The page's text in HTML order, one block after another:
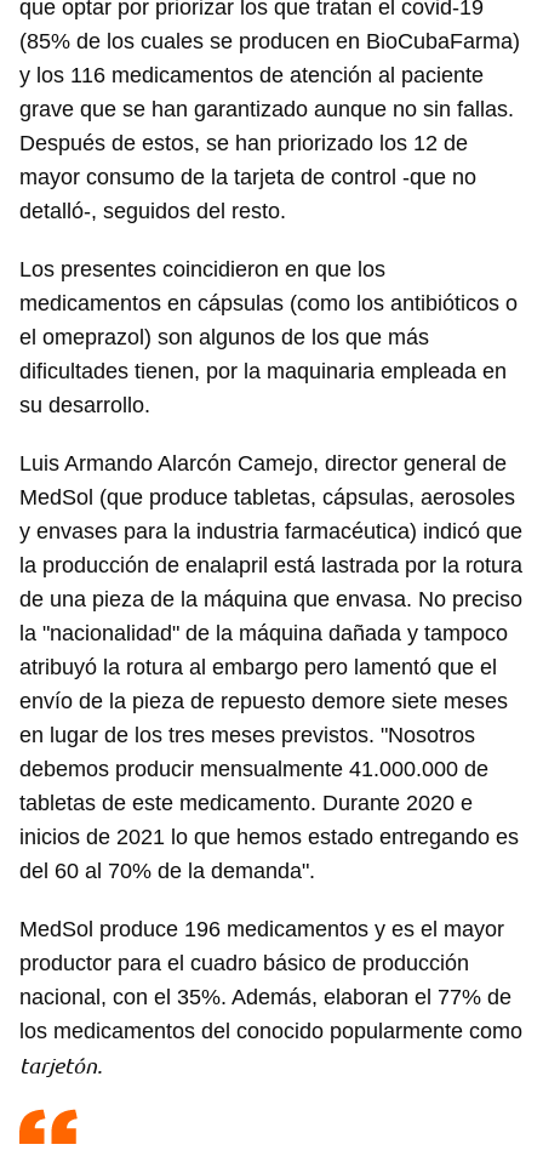
que optar por priorizar los que tratan el covid-19
(85% de los cuales se producen en BioCubaFarma)
y los 116 medicamentos de atención al paciente
grave que se han garantizado aunque no sin fallas.
Después de estos, se han priorizado los 12 de
mayor consumo de la tarjeta de control -que no
detalló-, seguidos del resto.
Los presentes coincidieron en que los
medicamentos en cápsulas (como los antibióticos o
el omeprazol) son algunos de los que más
dificultades tienen, por la maquinaria empleada en
su desarrollo.
Luis Armando Alarcón Camejo, director general de
MedSol (que produce tabletas, cápsulas, aerosoles
y envases para la industria farmacéutica) indicó que
la producción de enalapril está lastrada por la rotura
de una pieza de la máquina que envasa. No preciso
la "nacionalidad" de la máquina dañada y tampoco
atribuyó la rotura al embargo pero lamentó que el
envío de la pieza de repuesto demore siete meses
en lugar de los tres meses previstos. "Nosotros
debemos producir mensualmente 41.000.000 de
tabletas de este medicamento. Durante 2020 e
inicios de 2021 lo que hemos estado entregando es
del 60 al 70% de la demanda".
MedSol produce 196 medicamentos y es el mayor
productor para el cuadro básico de producción
nacional, con el 35%. Además, elaboran el 77% de
los medicamentos del conocido popularmente como
tarjetón.